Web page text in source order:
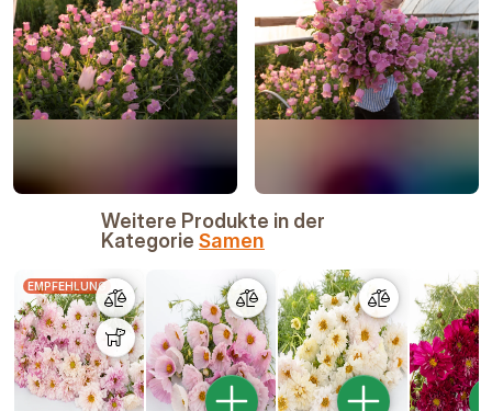
Weitere Produkte in der
Kategorie Samen
EMPFEHLUNG